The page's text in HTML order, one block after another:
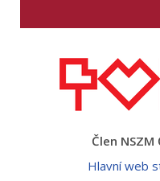
Člen
Hlavní web